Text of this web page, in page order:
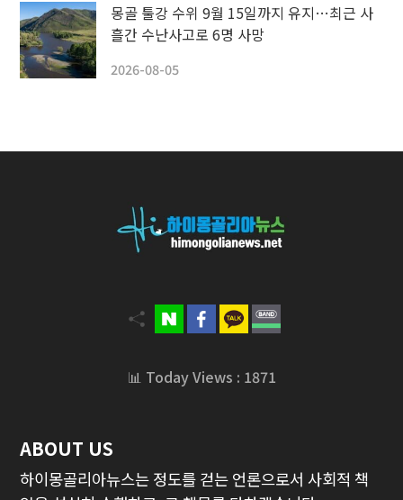
몽골 툴강 수위 9월 15일까지 유지…최근 사
흘간 수난사고로 6명 사망
2026-08-05
📊 Today Views : 1871
ABOUT US
하이몽골리아뉴스는 정도를 걷는 언론으로서 사회적 책